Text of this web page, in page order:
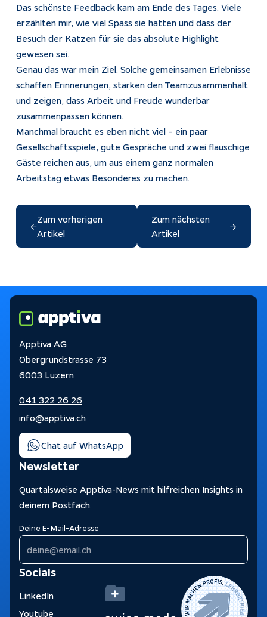
Das schönste Feedback kam am Ende des Tages: Viele
erzählten mir, wie viel Spass sie hatten und dass der
Besuch der Katzen für sie das absolute Highlight
gewesen sei.
Genau das war mein Ziel. Solche gemeinsamen Erlebnisse
schaffen Erinnerungen, stärken den Teamzusammenhalt
und zeigen, dass Arbeit und Freude wunderbar
zusammenpassen können.
Manchmal braucht es eben nicht viel – ein paar
Gesellschaftsspiele, gute Gespräche und zwei flauschige
Gäste reichen aus, um aus einem ganz normalen
Arbeitstag etwas Besonderes zu machen.
←
Zum vorherigen
Artikel
Zum nächsten
Artikel
→
Apptiva AG
Obergrundstrasse 73
6003 Luzern
041 322 26 26
info@apptiva.ch
Chat auf WhatsApp
Newsletter
Quartalsweise Apptiva-News mit hilfreichen Insights in
deinem Postfach.
Deine E-Mail-Adresse
Socials
LinkedIn
Youtube